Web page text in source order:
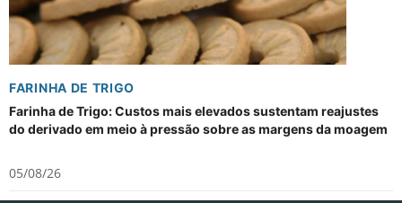
FARINHA DE TRIGO
Farinha de Trigo: Custos mais elevados sustentam reajustes
do derivado em meio à pressão sobre as margens da moagem
05/08/26